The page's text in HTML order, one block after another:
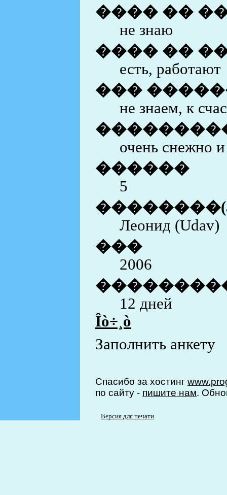
���� ��
не знаю
���� ��
есть, работают
���
не знаем, к
очень снежно
������
5
Леонид (Udav)
���
2006
12 дней
Îò÷¸ò
Заполнить анкету
Спасибо за хостинг
по сайту - пишите нам.
Версия для печати